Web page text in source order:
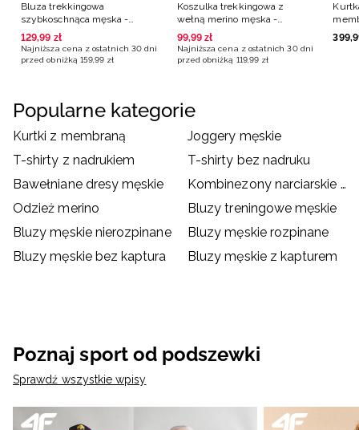
Bluza trekkingowa
szybkoschnąca męska -
pomarańczowa
129,99 zł
Najniższa cena z ostatnich 30 dni
przed obniżką 159,99 zł
Koszulka trekkingowa z
wełną merino męska -
czerwona
99,99 zł
Najniższa cena z ostatnich 30 dni
przed obniżką 119,99 zł
399,
Popularne kategorie
Kurtki z membraną
Joggery męskie
T-shirty z nadrukiem
T-shirty bez nadruku
Bawełniane dresy męskie
Kombinezony narciarskie męskie
Odzież merino
Bluzy treningowe męskie
Bluzy męskie nierozpinane
Bluzy męskie rozpinane
Bluzy męskie bez kaptura
Bluzy męskie z kapturem
Poznaj sport od podszewki
Sprawdź wszystkie wpisy